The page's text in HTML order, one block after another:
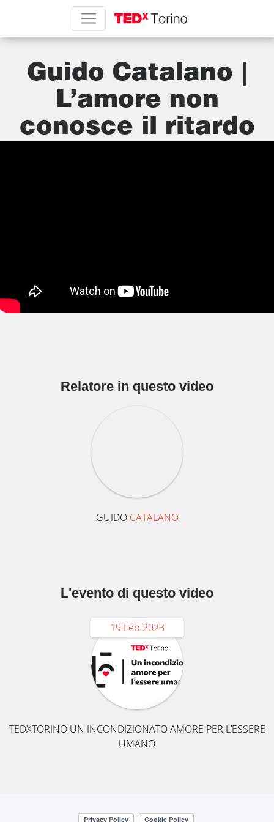
Guido Catalano |
L’amore non
conosce il ritardo
Relatore in questo video
GUIDO CATALANO
L'evento di questo video
19 Feb 2023
TEDXTORINO UN INCONDIZIONATO AMORE PER L’ESSERE
UMANO